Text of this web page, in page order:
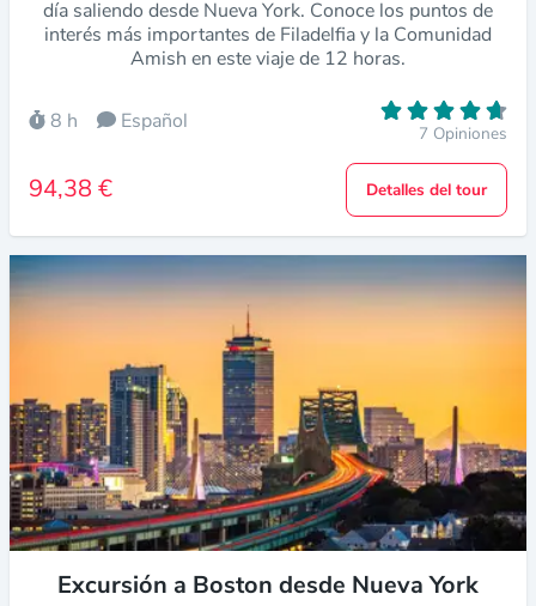
día saliendo desde Nueva York. Conoce los puntos de
interés más importantes de Filadelfia y la Comunidad
Amish en este viaje de 12 horas.
8 h Español 7 Opiniones
94,38 € Detalles del tour
Excursión a Boston desde Nueva York